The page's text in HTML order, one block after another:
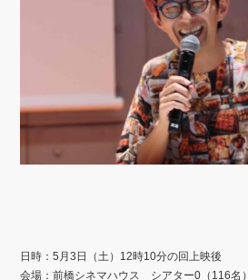
日時：5月3日（土）12時10分の回上映後
会場：前橋シネマハウス シアター0（116名）